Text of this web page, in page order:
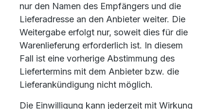
nur den Namen des Empfängers und die
Lieferadresse an den Anbieter weiter. Die
Weitergabe erfolgt nur, soweit dies für die
Warenlieferung erforderlich ist. In diesem
Fall ist eine vorherige Abstimmung des
Liefertermins mit dem Anbieter bzw. die
Lieferankündigung nicht möglich.
Die Einwilligung kann jederzeit mit Wirkung